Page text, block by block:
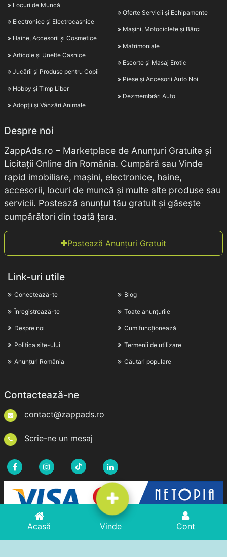
Acasă Vinde Cont
Locuri de Muncă
Electronice și Electrocasnice
Haine, Accesorii și Cosmetice
Articole și Unelte Casnice
Jucării și Produse pentru Copii
Hobby și Timp Liber
Adopții și Vânzări Animale
Oferte Servicii și Echipamente
Mașini, Motociclete și Bărci
Matrimoniale
Escorte și Masaj Erotic
Piese și Accesorii Auto Noi
Dezmembrări Auto
Despre noi
ZappAds.ro – Marketplace de Anunțuri Gratuite și
Licitații Online din România. Cumpără sau Vinde
rapid imobiliare, mașini, electronice, haine,
accesorii, locuri de muncă și multe alte produse sau
servicii. Postează anunțul tău gratuit și găsește
cumpărători din toată țara.
Postează Anunțuri Gratuit
Link-uri utile
Conectează-te
Înregistrează-te
Despre noi
Politica site-ului
Anunțuri România
Blog
Toate anunțurile
Cum funcționează
Termenii de utilizare
Căutari populare
Contactează-ne
contact@zappads.ro
Scrie-ne un mesaj